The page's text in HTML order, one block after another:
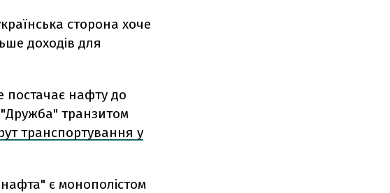
сторона хоче
доходів для
постачає нафту до
"Дружба" транзитом
транспортування у
є монополістом